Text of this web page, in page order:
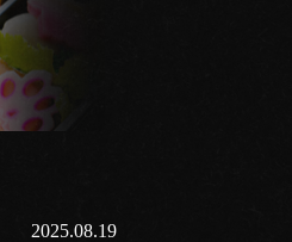
2025.08.19